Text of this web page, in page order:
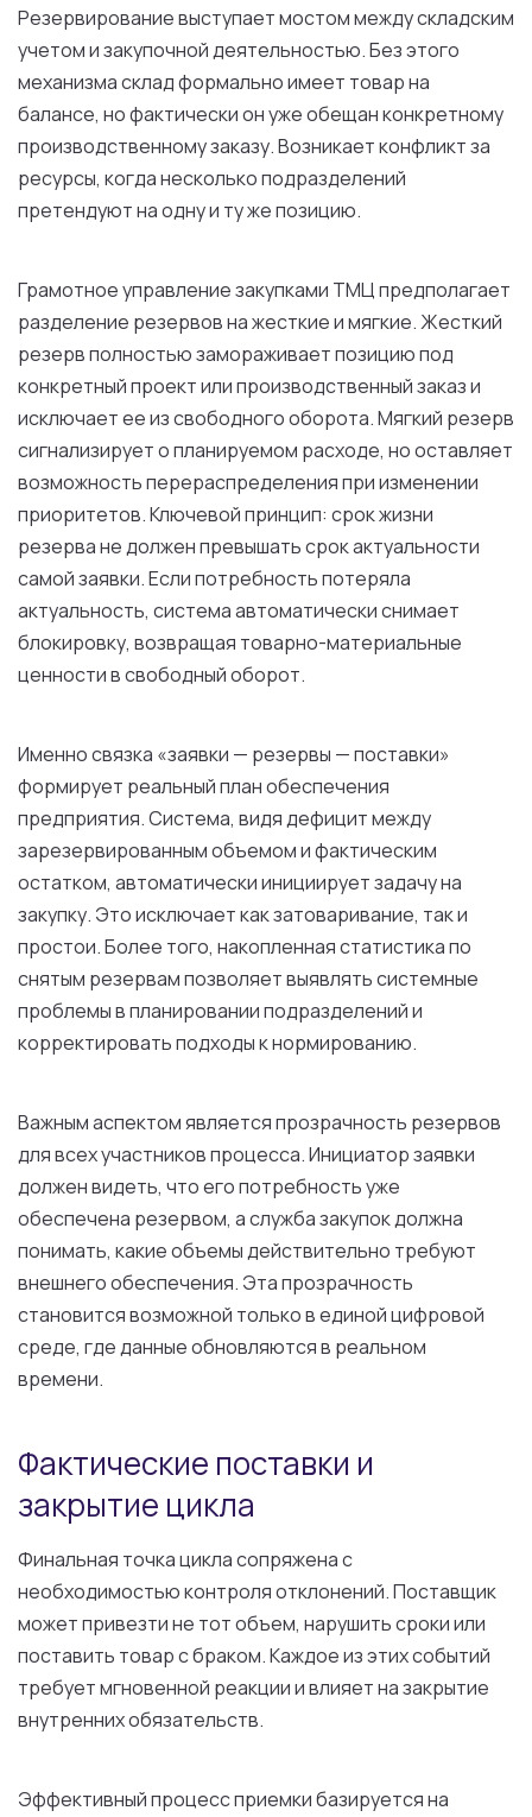
Резервирование выступает мостом между складским
учетом и закупочной деятельностью. Без этого
механизма склад формально имеет товар на
балансе, но фактически он уже обещан конкретному
производственному заказу. Возникает конфликт за
ресурсы, когда несколько подразделений
претендуют на одну и ту же позицию.
Грамотное управление закупками ТМЦ предполагает
разделение резервов на жесткие и мягкие. Жесткий
резерв полностью замораживает позицию под
конкретный проект или производственный заказ и
исключает ее из свободного оборота. Мягкий резерв
сигнализирует о планируемом расходе, но оставляет
возможность перераспределения при изменении
приоритетов. Ключевой принцип: срок жизни
резерва не должен превышать срок актуальности
самой заявки. Если потребность потеряла
актуальность, система автоматически снимает
блокировку, возвращая товарно-материальные
ценности в свободный оборот.
Именно связка «заявки — резервы — поставки»
формирует реальный план обеспечения
предприятия. Система, видя дефицит между
зарезервированным объемом и фактическим
остатком, автоматически инициирует задачу на
закупку. Это исключает как затоваривание, так и
простои. Более того, накопленная статистика по
снятым резервам позволяет выявлять системные
проблемы в планировании подразделений и
корректировать подходы к нормированию.
Важным аспектом является прозрачность резервов
для всех участников процесса. Инициатор заявки
должен видеть, что его потребность уже
обеспечена резервом, а служба закупок должна
понимать, какие объемы действительно требуют
внешнего обеспечения. Эта прозрачность
становится возможной только в единой цифровой
среде, где данные обновляются в реальном
времени.
Фактические поставки и
закрытие цикла
Финальная точка цикла сопряжена с
необходимостью контроля отклонений. Поставщик
может привезти не тот объем, нарушить сроки или
поставить товар с браком. Каждое из этих событий
требует мгновенной реакции и влияет на закрытие
внутренних обязательств.
Эффективный процесс приемки базируется на